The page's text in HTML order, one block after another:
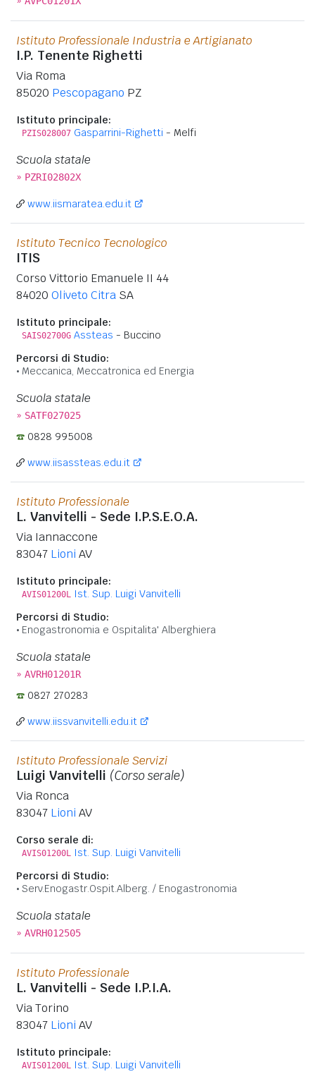
Istituto Professionale Industria e Artigianato
I.P. Tenente Righetti
Via Roma
85020 Pescopagano PZ
Istituto principale:
PZIS028007 Gasparrini-Righetti - Melfi
Scuola statale
» PZRI02802X
www.iismaratea.edu.it
Istituto Tecnico Tecnologico
ITIS
Corso Vittorio Emanuele II 44
84020 Oliveto Citra SA
Istituto principale:
SAIS02700G Assteas - Buccino
Percorsi di Studio:
Meccanica, Meccatronica ed Energia
Scuola statale
» SATF027025
0828 995008
www.iisassteas.edu.it
Istituto Professionale
L. Vanvitelli - Sede I.P.S.E.O.A.
Via Iannaccone
83047 Lioni AV
Istituto principale:
AVIS01200L
Ist. Sup. Luigi Vanvitelli
Percorsi di Studio:
Enogastronomia e Ospitalita' Alberghiera
Scuola statale
» AVRH01201R
0827 270283
www.iissvanvitelli.edu.it
Istituto Professionale Servizi
Luigi Vanvitelli (Corso serale)
Via Ronca
83047 Lioni AV
Corso serale di:
AVIS01200L
Ist. Sup. Luigi Vanvitelli
Percorsi di Studio:
Serv.Enogastr.Ospit.Alberg. / Enogastronomia
Scuola statale
» AVRH012505
Istituto Professionale
L. Vanvitelli - Sede I.P.I.A.
Via Torino
83047 Lioni AV
Istituto principale:
AVIS01200L
Ist. Sup. Luigi Vanvitelli